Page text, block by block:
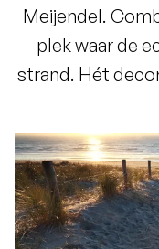
Meijendel.
plek waar de
strand. Hét